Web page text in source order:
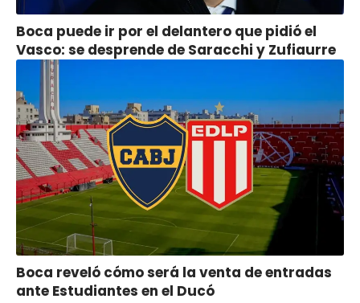
Boca puede ir por el delantero que pidió el
Vasco: se desprende de Saracchi y Zufiaurre
Boca reveló cómo será la venta de entradas
ante Estudiantes en el Ducó